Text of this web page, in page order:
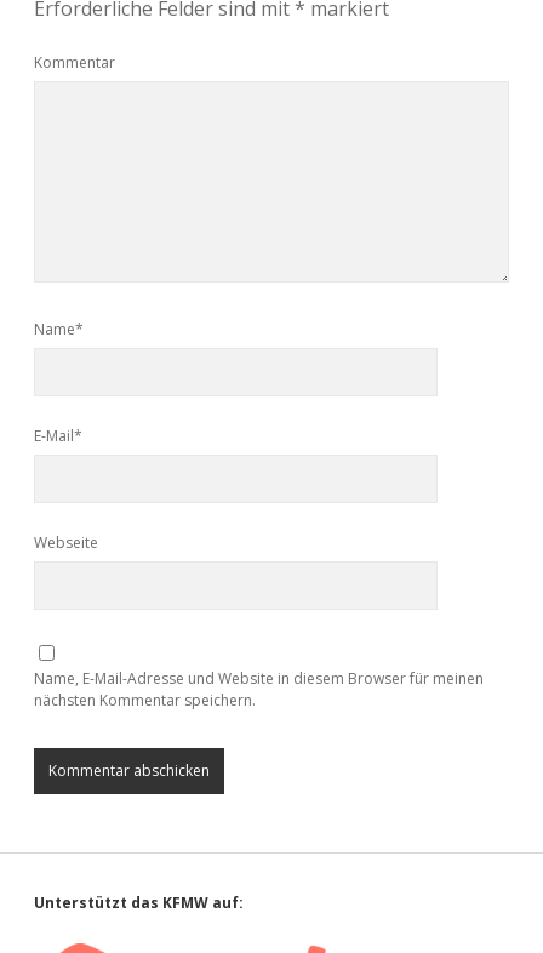
Erforderliche Felder sind mit* markiert
Kommentar
Name*
E-Mail*
Webseite
Name, E-Mail-Adresse und Website in diesem Browser für meinen
nächsten Kommentar speichern.
Sidebar
Unterstützt das KFMW auf: